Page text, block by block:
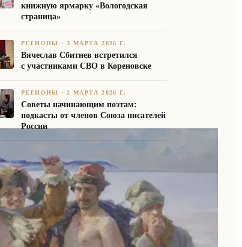
книжную ярмарку «Вологодская
страница»
РЕГИОНЫ ·3 МАРТА 2026 Г.
Вячеслав Сбитнев встретился
с участниками СВО в Кореновске
РЕГИОНЫ ·2 МАРТА 2026 Г.
Советы начинающим поэтам:
подкасты от членов Союза писателей
России